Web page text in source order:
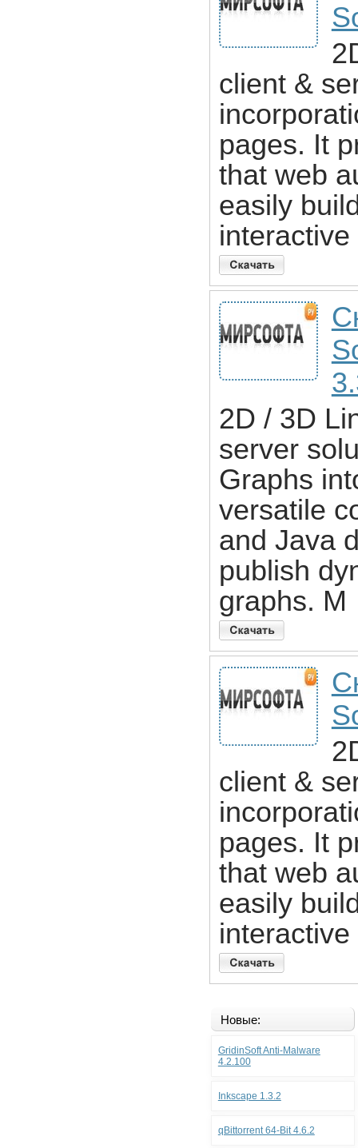
client &
pages. It
that web
easily
2D / 3D
server
Graphs
versatile
and Java
publish
graphs. M
client &
pages. It
that web
easily
Новые:
GridinSoft Anti-Malware
4.2.100
Inkscape 1.3.2
qBittorrent 64-Bit 4.6.2